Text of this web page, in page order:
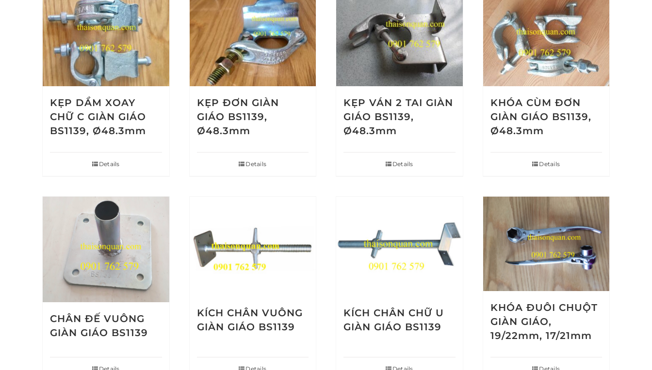
KẸP DẦM XOAY
CHỮ C GIÀN GIÁO
BS1139, Ø48.3mm
Details
KẸP ĐƠN GIÀN
GIÁO BS1139,
Ø48.3mm
Details
KẸP VÁN 2 TAI GIÀN
GIÁO BS1139,
Ø48.3mm
Details
KHÓA CÙM ĐƠN
GIÀN GIÁO BS1139,
Ø48.3mm
Details
CHÂN ĐẾ VUÔNG
GIÀN GIÁO BS1139
KÍCH CHÂN VUÔNG
GIÀN GIÁO BS1139
KÍCH CHÂN CHỮ U
GIÀN GIÁO BS1139
KHÓA ĐUÔI CHUỘT
GIÀN GIÁO,
19/22mm, 17/21mm